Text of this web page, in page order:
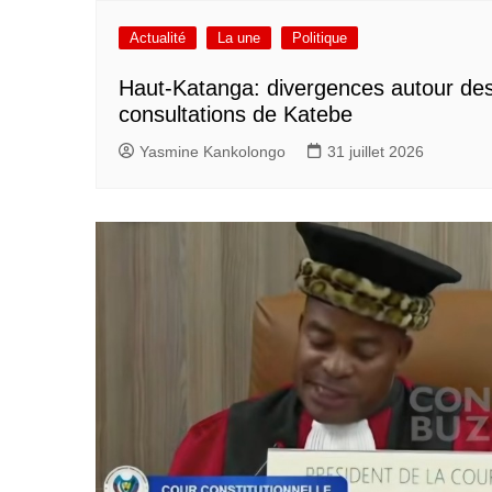
Actualité La une Politique
Haut-Katanga: divergences autour
consultations de Katebe
Yasmine Kankolongo 31 juillet 2026